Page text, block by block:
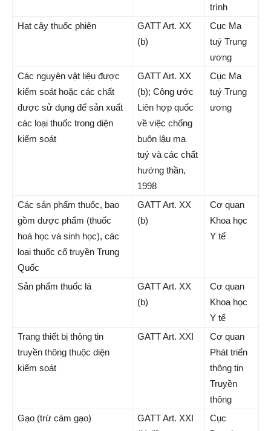
trình
Hạt cây thuốc phiện
GATT Art. XX
(b)
Cục Ma
tuý Trung
ương
Các nguyên vật liệu được
kiểm soát hoặc các chất
được sử dụng để sản xuất
các loại thuốc trong diện
kiểm soát
GATT Art. XX
(b); Công ước
Liên hợp quốc
về việc chống
buôn lậu ma
tuý và các chất
hướng thần,
1998
Cục Ma
tuý Trung
ương
Các sản phẩm thuốc, bao
gồm dược phẩm (thuốc
hoá học và sinh học), các
loại thuốc cổ truyền Trung
Quốc
GATT Art. XX
(b)
Cơ quan
Khoa học
Y tế
Sản phẩm thuốc lá
GATT Art. XX
(b)
Cơ quan
Khoa học
Y tế
Trang thiết bị thông tin
truyền thông thuộc diện
kiểm soát
GATT Art. XXI
Cơ quan
Phát triển
thông tin
Truyền
thông
Gạo (trừ cám gạo)
GATT Art. XXI
Cục